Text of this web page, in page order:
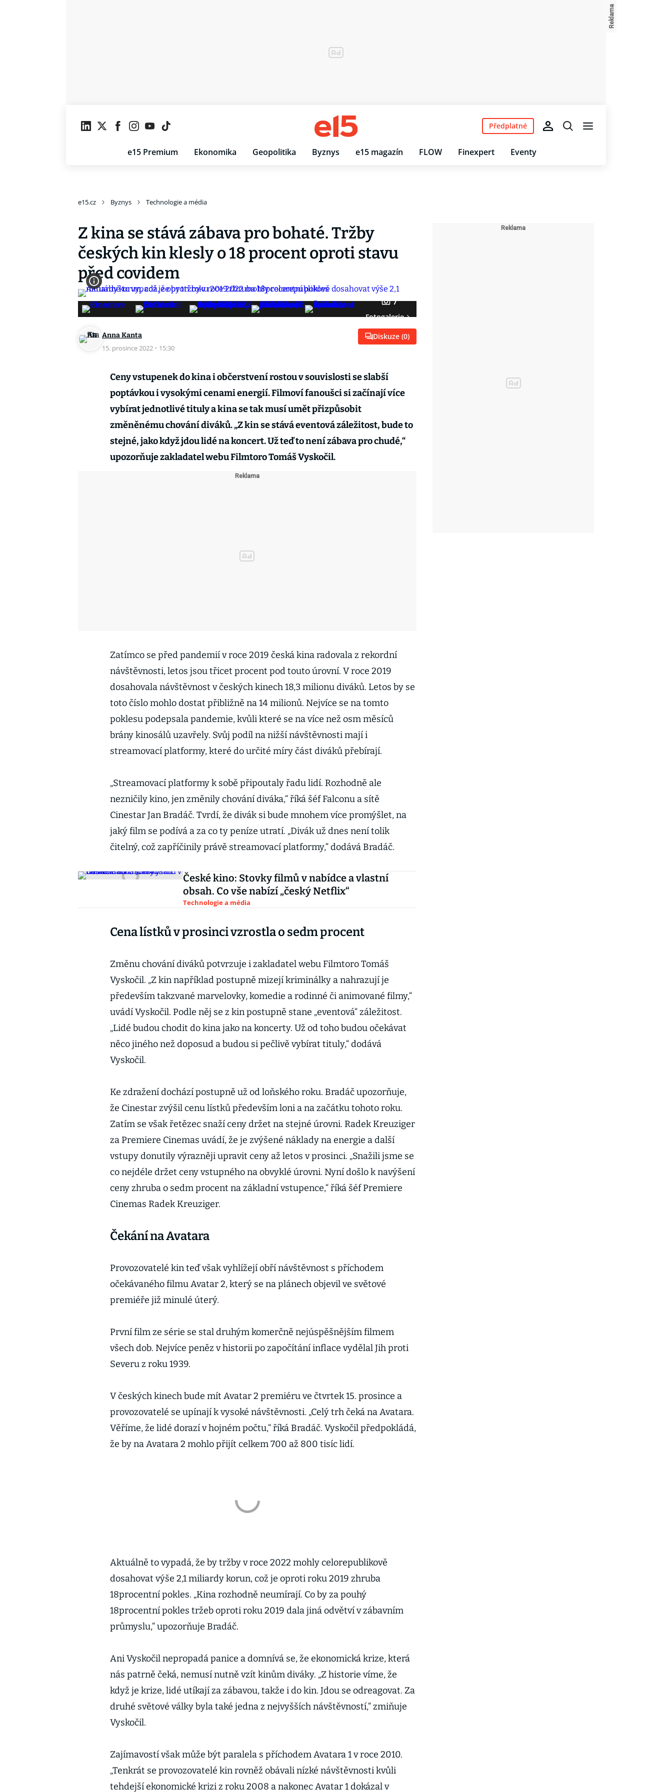
e15 Premium Ekonomika Geopolitika Byznys e15 magazín FLOW Finexpert Eventy
Předplatné
e15.cz Byznys Technologie a média
Z kina se stává zábava pro bohaté. Tržby
českých kin klesly o 18 procent oproti stavu
před covidem
7
Fotogalerie
Anna Kanta
15. prosince 2022 · 15:30
Diskuze (0)
Ceny vstupenek do kina i občerstvení rostou v souvislosti se slabší
poptávkou i vysokými cenami energií. Filmoví fanoušci si začínají více
vybírat jednotlivé tituly a kina se tak musí umět přizpůsobit
změněnému chování diváků. „Z kin se stává eventová záležitost, bude to
stejné, jako když jdou lidé na koncert. Už teď to není zábava pro chudé,“
upozorňuje zakladatel webu Filmtoro Tomáš Vyskočil.
Zatímco se před pandemií v roce 2019 česká kina radovala z rekordní
návštěvnosti, letos jsou třicet procent pod touto úrovní. V roce 2019
dosahovala návštěvnost v českých kinech 18,3 milionu diváků. Letos by se
toto číslo mohlo dostat přibližně na 14 milionů. Nejvíce se na tomto
poklesu podepsala pandemie, kvůli které se na více než osm měsíců
brány kinosálů uzavřely. Svůj podíl na nižší návštěvnosti mají i
streamovací platformy, které do určité míry část diváků přebírají.
„Streamovací platformy k sobě připoutaly řadu lidí. Rozhodně ale
nezničily kino, jen změnily chování diváka,“ říká šéf Falconu a sítě
Cinestar Jan Bradáč. Tvrdí, že divák si bude mnohem více promýšlet, na
jaký film se podívá a za co ty peníze utratí. „Divák už dnes není tolik
čitelný, což zapříčinily právě streamovací platformy,“ dodává Bradáč.
České kino: Stovky filmů v nabídce a vlastní
obsah. Co vše nabízí „český Netflix“
Technologie a média
Cena lístků v prosinci vzrostla o sedm procent
Změnu chování diváků potvrzuje i zakladatel webu Filmtoro Tomáš
Vyskočil. „Z kin například postupně mizejí kriminálky a nahrazují je
především takzvané marvelovky, komedie a rodinné či animované filmy,“
uvádí Vyskočil. Podle něj se z kin postupně stane „eventová“ záležitost.
„Lidé budou chodit do kina jako na koncerty. Už od toho budou očekávat
něco jiného než doposud a budou si pečlivě vybírat tituly,“ dodává
Vyskočil.
Ke zdražení dochází postupně už od loňského roku. Bradáč upozorňuje,
že Cinestar zvýšil cenu lístků především loni a na začátku tohoto roku.
Zatím se však řetězec snaží ceny držet na stejné úrovni. Radek Kreuziger
za Premiere Cinemas uvádí, že je zvýšené náklady na energie a další
vstupy donutily výrazněji upravit ceny až letos v prosinci. „Snažili jsme se
co nejdéle držet ceny vstupného na obvyklé úrovni. Nyní došlo k navýšení
ceny zhruba o sedm procent na základní vstupence,“ říká šéf Premiere
Cinemas Radek Kreuziger.
Čekání na Avatara
Provozovatelé kin teď však vyhlížejí obří návštěvnost s příchodem
očekávaného filmu Avatar 2, který se na plánech objevil ve světové
premiéře již minulé úterý.
První film ze série se stal druhým komerčně nejúspěšnějším filmem
všech dob. Nejvíce peněz v historii po započítání inflace vydělal Jih proti
Severu z roku 1939.
V českých kinech bude mít Avatar 2 premiéru ve čtvrtek 15. prosince a
provozovatelé se upínají k vysoké návštěvnosti. „Celý trh čeká na Avatara.
Věříme, že lidé dorazí v hojném počtu,“ říká Bradáč. Vyskočil předpokládá,
že by na Avatara 2 mohlo přijít celkem 700 až 800 tisíc lidí.
Aktuálně to vypadá, že by tržby v roce 2022 mohly celorepublikově
dosahovat výše 2,1 miliardy korun, což je oproti roku 2019 zhruba
18procentní pokles. „Kina rozhodně neumírají. Co by za pouhý
18procentní pokles tržeb oproti roku 2019 dala jiná odvětví v zábavním
průmyslu,“ upozorňuje Bradáč.
Ani Vyskočil nepropadá panice a domnívá se, že ekonomická krize, která
nás patrně čeká, nemusí nutně vzít kinům diváky. „Z historie víme, že
když je krize, lidé utíkají za zábavou, takže i do kin. Jdou se odreagovat. Za
druhé světové války byla také jedna z nejvyšších návštěvností,“ zmiňuje
Vyskočil.
Zajímavostí však může být paralela s příchodem Avatara 1 v roce 2010.
„Tenkrát se provozovatelé kin rovněž obávali nízké návštěvnosti kvůli
tehdejší ekonomické krizi z roku 2008 a nakonec Avatar 1 dokázal v